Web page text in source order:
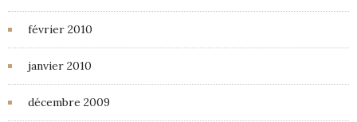
février 2010
janvier 2010
décembre 2009